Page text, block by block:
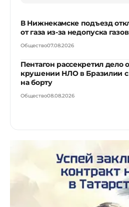
В Нижнекамске подъезд
от газа из-за недопуска
Общество07.08.2026
Пентагон рассекретил дело о
крушении НЛО в Бразилии с
на борту
Общество08.08.2026